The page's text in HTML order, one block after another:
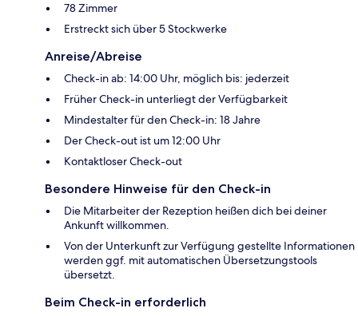
78 Zimmer
Erstreckt sich über 5 Stockwerke
Anreise/Abreise
Check-in ab: 14:00 Uhr, möglich bis: jederzeit
Früher Check-in unterliegt der Verfügbarkeit
Mindestalter für den Check-in: 18 Jahre
Der Check-out ist um 12:00 Uhr
Kontaktloser Check-out
Besondere Hinweise für den Check-in
Die Mitarbeiter der Rezeption heißen dich bei deiner
Ankunft willkommen.
Von der Unterkunft zur Verfügung gestellte Informationen
werden ggf. mit automatischen Übersetzungstools
übersetzt.
Beim Check-in erforderlich